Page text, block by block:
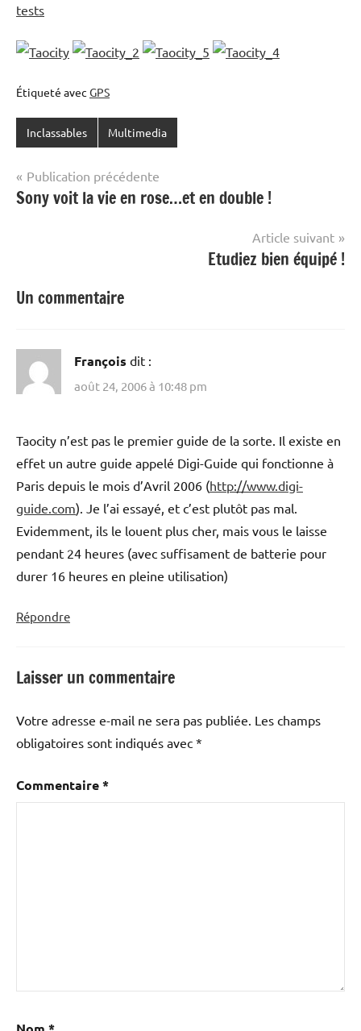
tests
Étiqueté avec GPS
Inclassables Multimedia
Navigation
de
Publication précédente
Sony voit la vie en rose…et en double !
Article suivant
Etudiez bien équipé !
Un commentaire
François dit :
août 24, 2006 à 10:48 pm
Taocity n’est pas le premier guide de la sorte. Il existe en
effet un autre guide appelé Digi-Guide qui fonctionne à
Paris depuis le mois d’Avril 2006 (http://www.digi-
guide.com). Je l’ai essayé, et c’est plutôt pas mal.
Evidemment, ils le louent plus cher, mais vous le laisse
pendant 24 heures (avec suffisament de batterie pour
durer 16 heures en pleine utilisation)
Répondre
Laisser un commentaire
Votre adresse e-mail ne sera pas publiée. Les champs
obligatoires sont indiqués avec *
Commentaire*